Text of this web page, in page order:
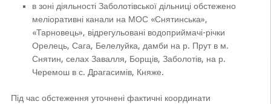
в зоні діяльності Заболотівської дільниці обстежено
меліоративні канали на МОС «Снятинська»,
«Тарновець», відрегульовані водоприймачі-річки
Орелець, Сага, Белелуйка, дамби на р. Прут в м.
Снятин, селах Завалля, Борщів, Заболотів, на р.
Черемош в с. Драгасимів, Княже.
Під час обстеження уточнені фактичні координати